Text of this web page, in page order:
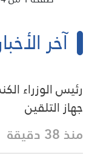
آخر
رئيس الوزراء
جهاز التلقين
منذ 38 دقيقة